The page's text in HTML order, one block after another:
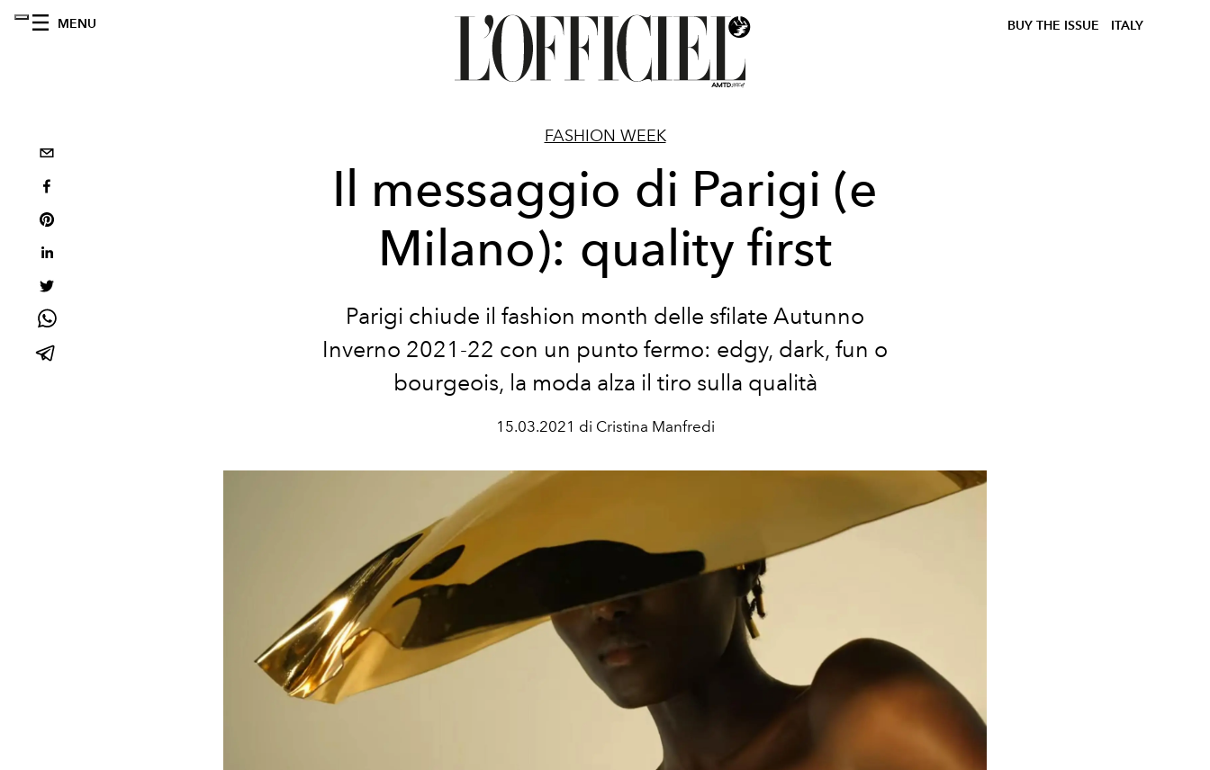
MENU BUY THE ISSUE ITALY
FASHION WEEK
Il messaggio di Parigi (e
Milano): quality first
Parigi chiude il fashion month delle sfilate Autunno
Inverno 2021-22 con un punto fermo: edgy, dark, fun o
bourgeois, la moda alza il tiro sulla qualità
15.03.2021 di Cristina Manfredi